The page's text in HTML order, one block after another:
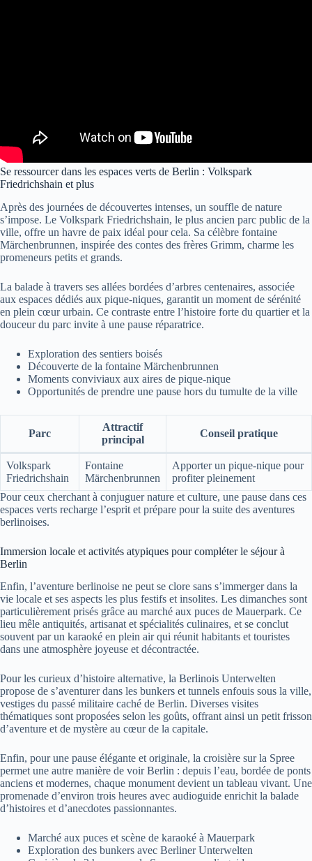
Se ressourcer dans les espaces verts de Berlin : Volkspark
Friedrichshain et plus
Après des journées de découvertes intenses, un souffle de nature
s’impose. Le Volkspark Friedrichshain, le plus ancien parc public de la
ville, offre un havre de paix idéal pour cela. Sa célèbre fontaine
Märchenbrunnen, inspirée des contes des frères Grimm, charme les
promeneurs petits et grands.
La balade à travers ses allées bordées d’arbres centenaires, associée
aux espaces dédiés aux pique-niques, garantit un moment de sérénité
en plein cœur urbain. Ce contraste entre l’histoire forte du quartier et la
douceur du parc invite à une pause réparatrice.
Exploration des sentiers boisés
Découverte de la fontaine Märchenbrunnen
Moments conviviaux aux aires de pique-nique
Opportunités de prendre une pause hors du tumulte de la ville
Parc
Attractif
principal
Conseil pratique
Volkspark
Friedrichshain
Fontaine
Märchenbrunnen
Apporter un pique-nique pour
profiter pleinement
Pour ceux cherchant à conjuguer nature et culture, une pause dans ces
espaces verts recharge l’esprit et prépare pour la suite des aventures
berlinoises.
Immersion locale et activités atypiques pour compléter le séjour à
Berlin
Enfin, l’aventure berlinoise ne peut se clore sans s’immerger dans la
vie locale et ses aspects les plus festifs et insolites. Les dimanches sont
particulièrement prisés grâce au marché aux puces de Mauerpark. Ce
lieu mêle antiquités, artisanat et spécialités culinaires, et se conclut
souvent par un karaoké en plein air qui réunit habitants et touristes
dans une atmosphère joyeuse et décontractée.
Pour les curieux d’histoire alternative, la Berlinois Unterwelten
propose de s’aventurer dans les bunkers et tunnels enfouis sous la ville,
vestiges du passé militaire caché de Berlin. Diverses visites
thématiques sont proposées selon les goûts, offrant ainsi un petit frisson
d’aventure et de mystère au cœur de la capitale.
Enfin, pour une pause élégante et originale, la croisière sur la Spree
permet une autre manière de voir Berlin : depuis l’eau, bordée de ponts
anciens et modernes, chaque monument devient un tableau vivant. Une
promenade d’environ trois heures avec audioguide enrichit la balade
d’histoires et d’anecdotes passionnantes.
Marché aux puces et scène de karaoké à Mauerpark
Exploration des bunkers avec Berliner Unterwelten